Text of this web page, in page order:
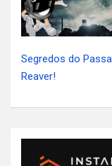
Segredos do
Reaver!